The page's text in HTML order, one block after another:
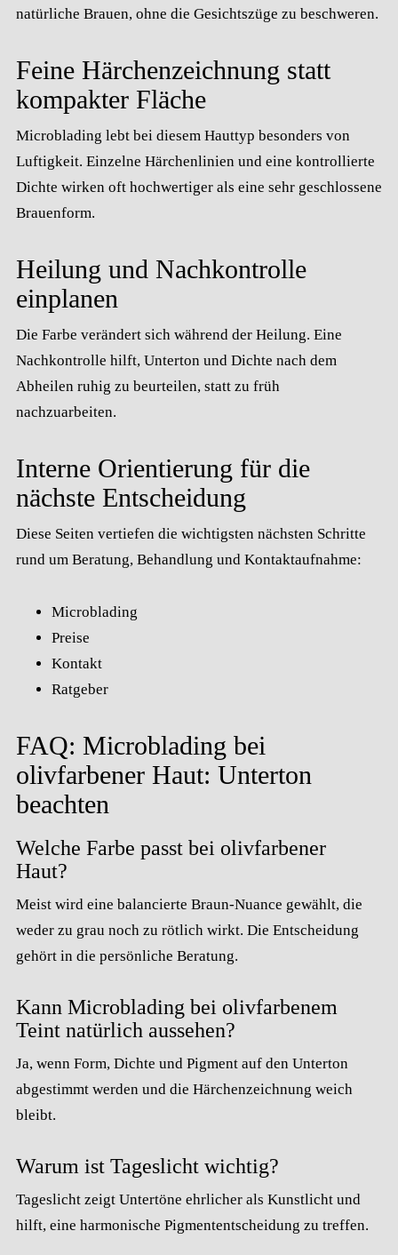
natürliche Brauen, ohne die Gesichtszüge zu beschweren.
Feine Härchenzeichnung statt
kompakter Fläche
Microblading lebt bei diesem Hauttyp besonders von
Luftigkeit. Einzelne Härchenlinien und eine kontrollierte
Dichte wirken oft hochwertiger als eine sehr geschlossene
Brauenform.
Heilung und Nachkontrolle
einplanen
Die Farbe verändert sich während der Heilung. Eine
Nachkontrolle hilft, Unterton und Dichte nach dem
Abheilen ruhig zu beurteilen, statt zu früh
nachzuarbeiten.
Interne Orientierung für die
nächste Entscheidung
Diese Seiten vertiefen die wichtigsten nächsten Schritte
rund um Beratung, Behandlung und Kontaktaufnahme:
Microblading
Preise
Kontakt
Ratgeber
FAQ: Microblading bei
olivfarbener Haut: Unterton
beachten
Welche Farbe passt bei olivfarbener
Haut?
Meist wird eine balancierte Braun-Nuance gewählt, die
weder zu grau noch zu rötlich wirkt. Die Entscheidung
gehört in die persönliche Beratung.
Kann Microblading bei olivfarbenem
Teint natürlich aussehen?
Ja, wenn Form, Dichte und Pigment auf den Unterton
abgestimmt werden und die Härchenzeichnung weich
bleibt.
Warum ist Tageslicht wichtig?
Tageslicht zeigt Untertöne ehrlicher als Kunstlicht und
hilft, eine harmonische Pigmententscheidung zu treffen.